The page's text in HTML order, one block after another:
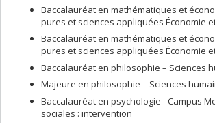
Baccalauréat en mathématiques et
pures et sciences appliquées Économie
Baccalauréat en mathématiques et
pures et sciences appliquées Économie
Baccalauréat en philosophie – Sciences
Majeure en philosophie – Sciences
Baccalauréat en psychologie - Campus
sociales : intervention